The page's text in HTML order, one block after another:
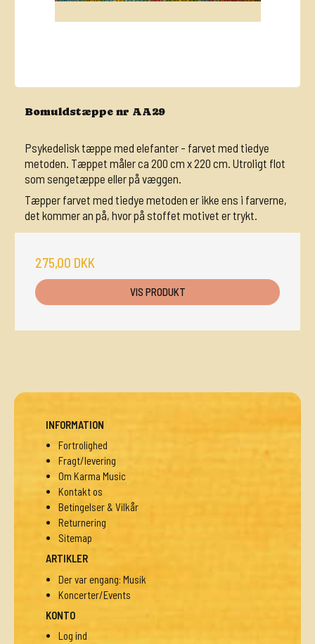
Bomuldstæppe nr AA29
Psykedelisk tæppe med elefanter - farvet med tiedye
metoden. Tæppet måler ca 200 cm x 220 cm. Utroligt flot
som sengetæppe eller på væggen.
Tæpper farvet med tiedye metoden er ikke ens i farverne,
det kommer an på, hvor på stoffet motivet er trykt.
275,00 DKK
VIS PRODUKT
INFORMATION
Fortrolighed
Fragt/levering
Om Karma Music
Kontakt os
Betingelser & Vilkår
Returnering
Sitemap
ARTIKLER
Der var engang: Musik
Koncerter/Events
KONTO
Log ind